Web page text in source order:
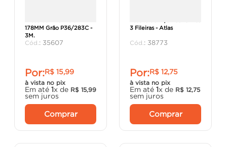
178MM Grão P36/283C -
3M.
: 35607
Por:R$ 15,99
à vista no pix
Em até 1x de R$ 15,99
sem juros
Comprar
3 Fileiras - Atlas
: 38773
Por:R$ 12,75
à vista no pix
Em até 1x de R$ 12,75
sem juros
Comprar